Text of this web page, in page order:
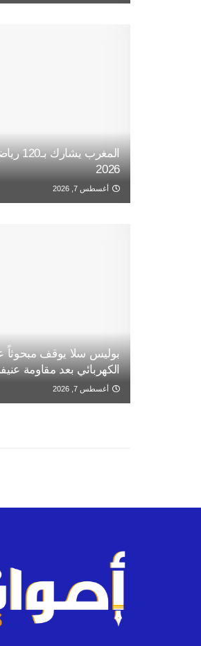
المغرب
2026
أغسطس 7, 2026
بوليس سلا يوقف مبحوثاً
الكهربائي بعد مقاومة
أغسطس 7, 2026